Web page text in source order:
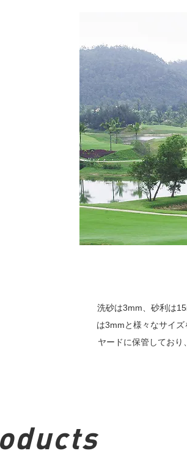
洗砂は3mm、砂利は
は3mmと様々なサイ
ヤードに保管しており、
s